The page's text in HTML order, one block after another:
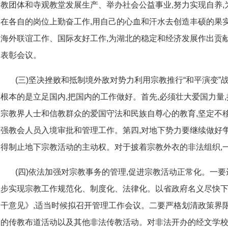
教团体和寺观教堂发展生产、举办社会公益事业,努力实现自养
在各自的岗位上勤奋工作,用自己的心血和汗水去创造丰硕的果
海外联谊工作、国际友好工作,为湖北的稳定和经济发展作出贡
表彰会议。
(三)坚决挫败和抵制境外敌对势力利用宗教推行“和平演变”
根本的是立足国内,把国内的工作做好。首先,必须壮大爱国力
宗教界人士和信教群众的爱国守法和民族自尊心的教育,坚定不
强教会人员入境审批和管理工作。第四,对地下势力要继续做好
得制止地下宗教活动的主动权。对于披着宗教外衣的非法组织,
(四)依法加强对宗教事务的管理,促进宗教活动正常化。一
步实现宗教工作规范化、制度化、法律化。以省政府名义尽快
干意见》,适当时候拟召开管理工作会议。二要严格划清政策界
的传教布道活动以及其他非法传教活动。对非法开办的经文学